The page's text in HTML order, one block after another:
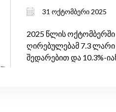
31 ოქტომბერი 2025
2025 წლის
ღირებულებამ 7.3 ლარი
შედარებით და 10.3%-